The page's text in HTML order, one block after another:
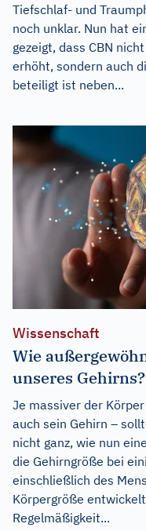
Tiefschlaf- und
noch unklar. Nun hat
gezeigt, dass CBN
erhöht, sondern auch
beteiligt ist neben...
Wissenschaft
Wie
unseres Gehirns?
Je massiver der
auch sein Gehirn –
nicht ganz, wie nun
die Gehirngröße bei
einschließlich des
Körpergröße
Regelmäßigkeit...